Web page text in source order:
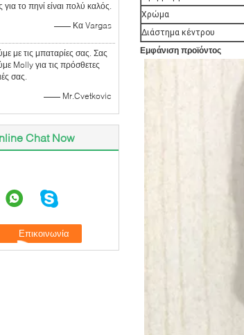
για το πηνί είναι πολύ καλός.
—— Κα Vargas
με τις μπαταρίες σας. Σας
Molly για τις πρόσθετες
σας.
—— Mr.Cvetkovic
Chat Now
Χρώμα
Διάστημα κέντρου
Εμφάνιση προϊόντος